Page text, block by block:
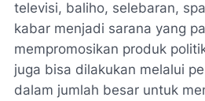
televisi, baliho, selebaran,
kabar menjadi sarana yang
mempromosikan produk
juga bisa dilakukan melalui
dalam jumlah besar untuk